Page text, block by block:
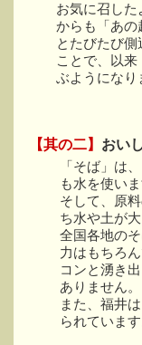
お気に召した
からも「あの
とたびたび側
ことで、以
ぶようになり
【其の二】 おい
「そば」は
も水を使い
そして、原
ち水や土が
全国各地の
力はもちろ
コンと湧き
ありません。
また、福井
られています